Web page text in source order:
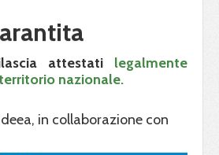
attestati legalmente
nazionale.
in collaborazione con